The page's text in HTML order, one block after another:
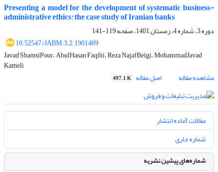
Presenting a model for the development of systematic business-
administrative ethics: the case study of Iranian banks
دوره 3، شماره 4، زمستان 1401، صفحه
119-141
10.52547/JABM.3.2.1901469
Javad ShamsiPour، AbulHasan Faqihi، Reza NajafBeigi، MohammadJavad
Kameli
مشاهده مقاله
اصل مقاله 497.1 K
مقالات آماده انتشار
شماره جاری
شماره‌های پیشین نشریه